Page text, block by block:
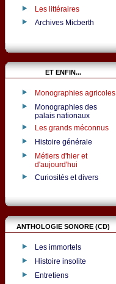
Les littéraires
Archives Micberth
ET ENFIN...
Monographies agricoles
Monographies des
palais nationaux
Les grands méconnus
Histoire générale
Métiers d'hier et
d'aujourd'hui
Curiosités et divers
ANTHOLOGIE SONORE (CD)
Les immortels
Histoire insolite
Entretiens